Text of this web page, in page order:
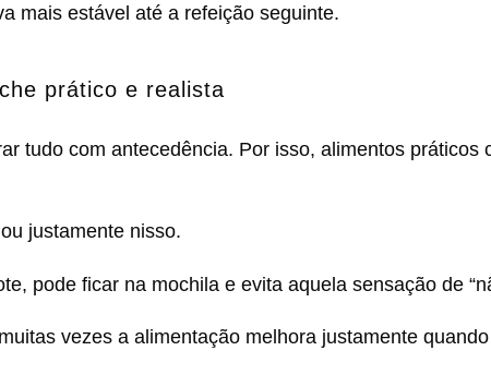
mais estável até a refeição seguinte.
prático e realista
tudo com antecedência. Por isso, alimentos práticos
justamente nisso.
pode ficar na mochila e evita aquela sensação de
vezes a alimentação melhora justamente